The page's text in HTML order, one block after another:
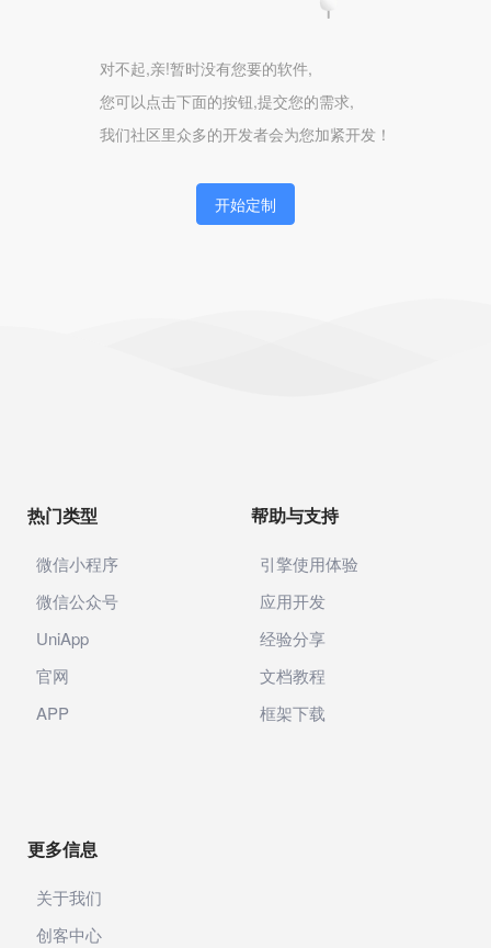
对不起,亲!暂时没有您要的软件,
您可以点击下面的按钮,提交您的需求,
我们社区里众多的开发者会为您加紧开发！
开始定制
热门类型
微信小程序
微信公众号
UniApp
官网
APP
帮助与支持
引擎使用体验
应用开发
经验分享
文档教程
框架下载
更多信息
关于我们
创客中心